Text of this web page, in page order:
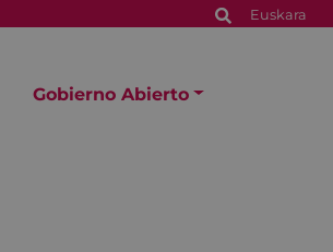
Euskara
Gobierno Abierto